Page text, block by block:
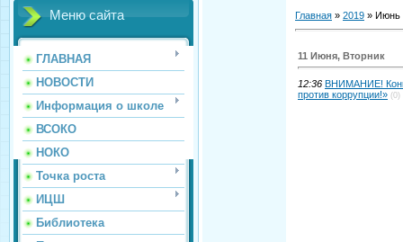
Меню сайта
ГЛАВНАЯ
НОВОСТИ
Информация о школе
ВСОКО
НОКО
Точка роста
ИЦШ
Библиотека
Главная » 2019 » Июнь
11 Июня, Вторник
12:36 ВНИМАНИЕ!
против коррупции!» (0)